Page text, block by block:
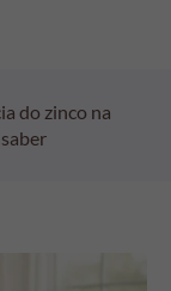
do zinco na